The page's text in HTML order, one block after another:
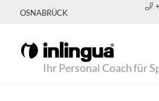
OSNABRÜCK
Ihr Personal Coach für